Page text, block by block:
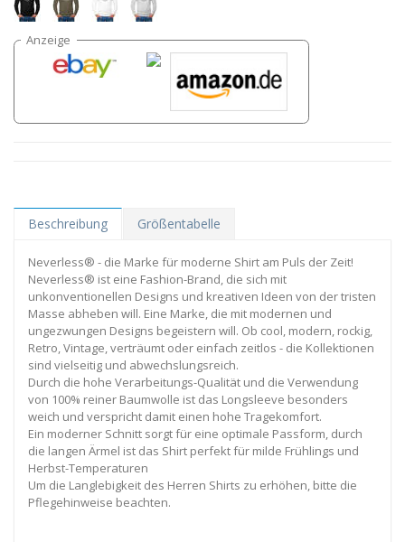
Beschreibung Größentabelle
Neverless® - die Marke für moderne Shirt am Puls der Zeit!
Neverless® ist eine Fashion-Brand, die sich mit
unkonventionellen Designs und kreativen Ideen von der tristen
Masse abheben will. Eine Marke, die mit modernen und
ungezwungen Designs begeistern will. Ob cool, modern, rockig,
Retro, Vintage, verträumt oder einfach zeitlos - die Kollektionen
sind vielseitig und abwechslungsreich.
Durch die hohe Verarbeitungs-Qualität und die Verwendung
von 100% reiner Baumwolle ist das Longsleeve besonders
weich und verspricht damit einen hohe Tragekomfort.
Ein moderner Schnitt sorgt für eine optimale Passform, durch
die langen Ärmel ist das Shirt perfekt für milde Frühlings und
Herbst-Temperaturen
Um die Langlebigkeit des Herren Shirts zu erhöhen, bitte die
Pflegehinweise beachten.